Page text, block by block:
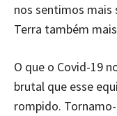
nos sentimos mais
Terra também
O que o Covid-19
brutal que esse
rompido.